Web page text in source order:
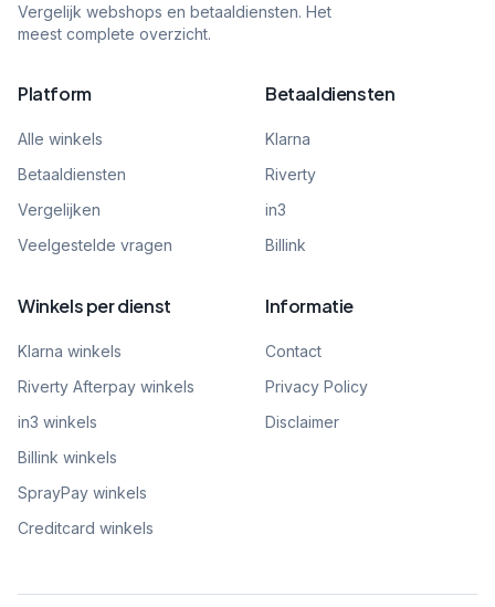
Vergelijk webshops en betaaldiensten. Het
meest complete overzicht.
Platform
Alle winkels
Betaaldiensten
Vergelijken
Veelgestelde vragen
Betaaldiensten
Klarna
Riverty
in3
Billink
Winkels per dienst
Klarna winkels
Riverty Afterpay winkels
in3 winkels
Billink winkels
SprayPay winkels
Creditcard winkels
Informatie
Contact
Privacy Policy
Disclaimer